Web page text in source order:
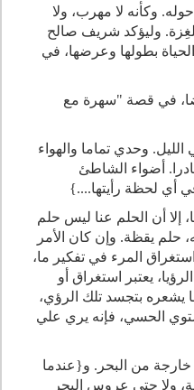
وكأنه لا مهرب، ولا
وليؤكد شريف صالح
بطولها وعرضها، في
في قصة "سهرة مع
وحدي تماما والهواء
أضواء الشاطئ
أي لحظة رأيتها....}
إلا أن الحلم عنا ليس حلم
حلم يقظة. وإن كان الأمر
المرء في تفكير ما،
يعتبر استغراق أو
يشعره بتجسد تلك الرؤي،
الحسي، فإنه يري علي
خارجة من البحر. و{عندما
ولا حتي عروس البحر